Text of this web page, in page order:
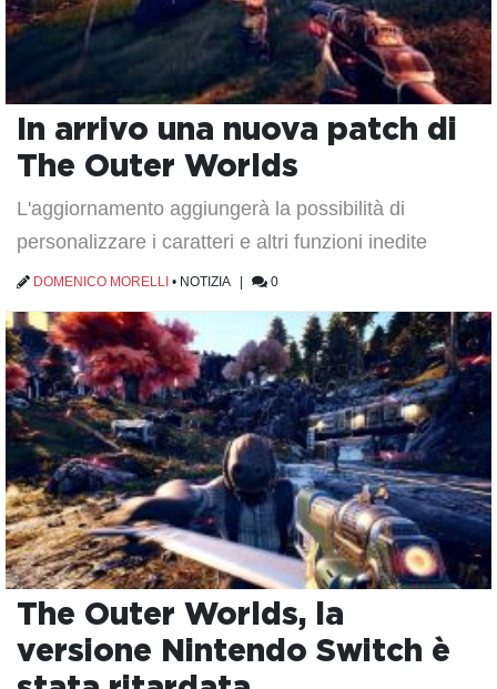
In arrivo una nuova patch di
The Outer Worlds
L'aggiornamento aggiungerà la possibilità di
personalizzare i caratteri e altri funzioni inedite
DOMENICO MORELLI • NOTIZIA| 0
The Outer Worlds, la
versione Nintendo Switch è